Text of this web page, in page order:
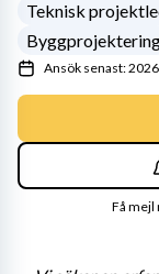
Teknisk
Ansök senast:
Få mejl